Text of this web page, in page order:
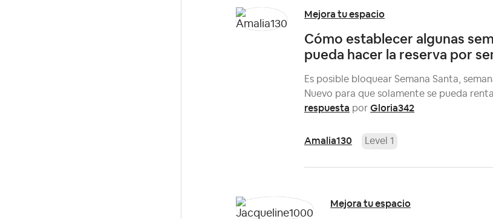
Mejora tu espacio
Cómo establecer algunas
pueda hacer la reserva por
Es posible bloquear Semana Santa,
Nuevo para que solamente se pueda
respuesta por Gloria342
Amalia130 Level 1
Mejora tu espacio